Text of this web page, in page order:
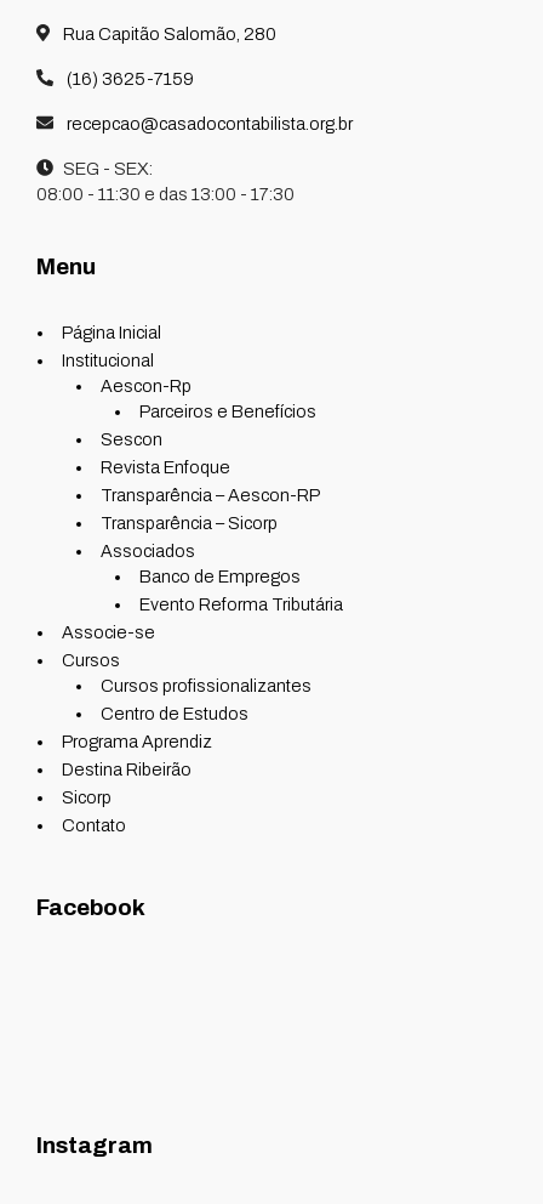
Rua Capitão Salomão, 280
(16) 3625-7159
recepcao@casadocontabilista.org.br
SEG - SEX:
08:00 - 11:30 e das 13:00 - 17:30
Menu
Página Inicial
Institucional
Aescon-Rp
Parceiros e Benefícios
Sescon
Revista Enfoque
Transparência – Aescon-RP
Transparência – Sicorp
Associados
Banco de Empregos
Evento Reforma Tributária
Associe-se
Cursos
Cursos profissionalizantes
Centro de Estudos
Programa Aprendiz
Destina Ribeirão
Sicorp
Contato
Facebook
Instagram